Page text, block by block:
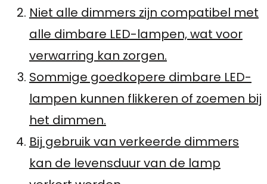
Niet alle dimmers zijn compatibel met
alle dimbare LED-lampen, wat voor
verwarring kan zorgen.
Sommige goedkopere dimbare LED-
lampen kunnen flikkeren of zoemen bij
het dimmen.
Bij gebruik van verkeerde dimmers
kan de levensduur van de lamp